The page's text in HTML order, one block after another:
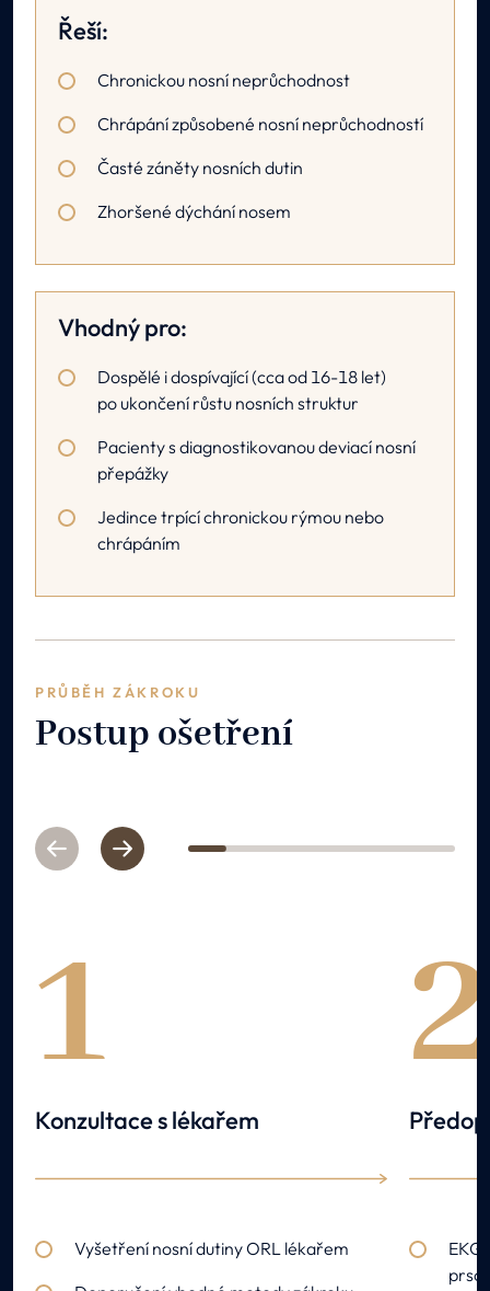
Řeší:
Chronickou nosní neprůchodnost
Chrápání způsobené nosní neprůchodností
Časté záněty nosních dutin
Zhoršené dýchání nosem
Vhodný pro:
Dospělé i dospívající (cca od 16-18 let)
po ukončení růstu nosních struktur
Pacienty s diagnostikovanou deviací nosní
přepážky
Jedince trpící chronickou rýmou nebo
chrápáním
PRŮBĚH ZÁKROKU
Postup ošetření
PreviousNext 1 2 3 4 5 6 7
1
Konzultace s lékařem
Vyšetření nosní dutiny ORL lékařem